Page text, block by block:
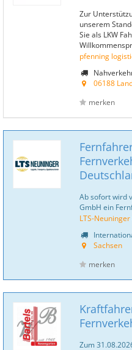
Zur
unserem
Sie als LKW
pfenning
06188
merken
Ab sofort wird
GmbH ein
LTS-
Sachsen
merken
Zum